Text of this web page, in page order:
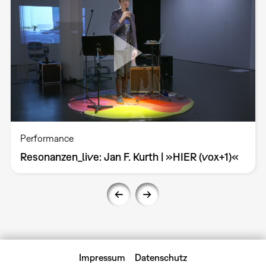
Performance
Resonanzen_live: Jan F. Kurth | »HIER (vox+1)«
Impressum Datenschutz